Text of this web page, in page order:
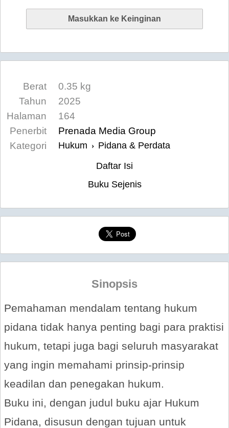
Berat
0.35 kg
Tahun
2025
Halaman
164
Penerbit
Prenada Media Group
Kategori
Hukum › Pidana & Perdata
Daftar Isi
Buku Sejenis
Sinopsis
Pemahaman mendalam tentang hukum
pidana tidak hanya penting bagi para praktisi
hukum, tetapi juga bagi seluruh masyarakat
yang ingin memahami prinsip-prinsip
keadilan dan penegakan hukum.
Buku ini, dengan judul buku ajar Hukum
Pidana, disusun dengan tujuan untuk